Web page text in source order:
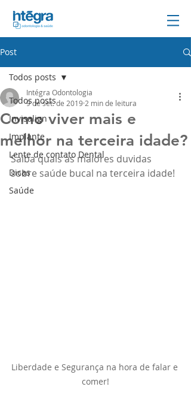
Post
Todos posts
Invisalign
Implante
Lente de contato Dental
Dicas
Saúde
Todos posts
Como viver mais e
melhor na terceira idade?
Intégra Odontologia
9 de set. de 2019 2 min de leitura
Saiba quais as maiores duvidas
sobre saúde bucal na terceira idade!
Liberdade e Segurança na hora de falar e
comer!